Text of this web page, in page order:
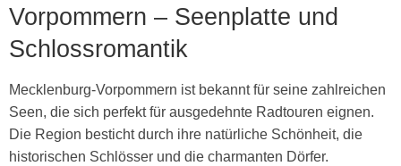
Vorpommern – Seenplatte und
Schlossromantik
Mecklenburg-Vorpommern ist bekannt für seine zahlreichen
Seen, die sich perfekt für ausgedehnte Radtouren eignen.
Die Region besticht durch ihre natürliche Schönheit, die
historischen Schlösser und die charmanten Dörfer.